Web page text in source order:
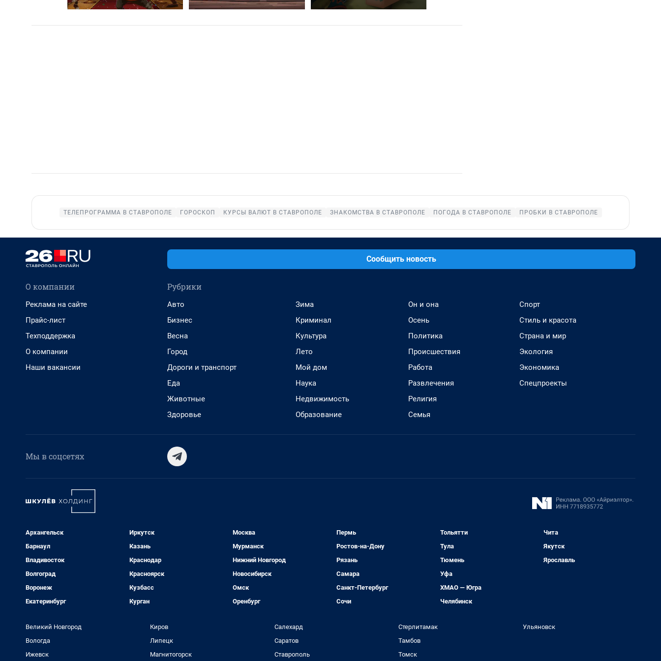
ТЕЛЕПРОГРАММА В СТАВРОПОЛЕ ГОРОСКОП КУРСЫ ВАЛЮТ В СТАВРОПОЛЕ ЗНАКОМСТВА В СТАВРОПОЛЕ ПОГОДА В СТАВРОПОЛЕ ПРОБКИ В СТАВРОПОЛЕ
Сообщить новость
О компании
Реклама на сайте
Прайс-лист
Техподдержка
О компании
Наши вакансии
Рубрики
Авто
Бизнес
Весна
Город
Дороги и транспорт
Еда
Животные
Здоровье
Зима
Криминал
Культура
Лето
Мой дом
Наука
Недвижимость
Образование
Он и она
Осень
Политика
Происшествия
Работа
Развлечения
Религия
Семья
Спорт
Стиль и красота
Страна и мир
Экология
Экономика
Спецпроекты
Мы в соцсетях
Архангельск
Барнаул
Владивосток
Волгоград
Воронеж
Екатеринбург
Иркутск
Казань
Краснодар
Красноярск
Кузбасс
Курган
Москва
Мурманск
Нижний Новгород
Новосибирск
Омск
Оренбург
Пермь
Ростов-на-Дону
Рязань
Самара
Санкт-Петербург
Сочи
Тольятти
Тула
Тюмень
Уфа
ХМАО — Югра
Челябинск
Чита
Якутск
Ярославль
Великий Новгород
Вологда
Ижевск
Киров
Липецк
Магнитогорск
Салехард
Саратов
Ставрополь
Стерлитамак
Тамбов
Томск
Ульяновск